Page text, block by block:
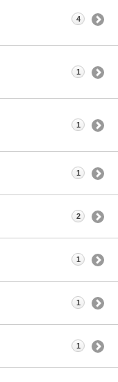
4
1
1
1
2
1
1
1